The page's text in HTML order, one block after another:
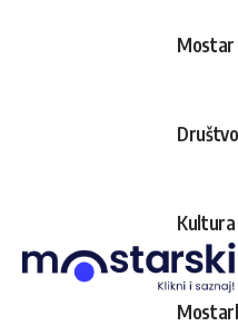
Mostar
Društvo
Kultura